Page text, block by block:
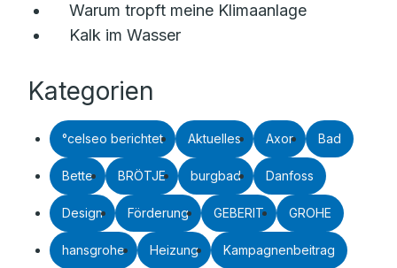
Warum tropft meine Klimaanlage
Kalk im Wasser
Kategorien
°celseo berichtet Aktuelles Axor Bad
Bette BRÖTJE burgbad Danfoss
Design Förderung GEBERIT GROHE
hansgrohe Heizung Kampagnenbeitrag